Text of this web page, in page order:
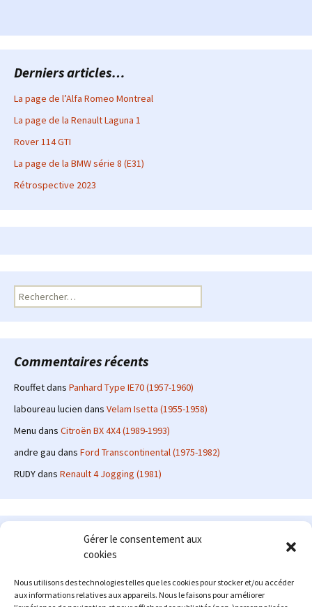
Gérer le consentement aux
cookies
Nous utilisons des technologies telles que les cookies pour stocker et/ou accéder
aux informations relatives aux appareils. Nous le faisons pour améliorer
Derniers articles…
La page de l’Alfa Romeo Montreal
La page de la Renault Laguna 1
Rover 114 GTI
La page de la BMW série 8 (E31)
Rétrospective 2023
Rechercher :
Commentaires récents
Rouffetdans Panhard Type IE70 (1957-1960)
laboureau lucien dans Velam Isetta (1955-1958)
Menu dans Citroën BX 4X4 (1989-1993)
andre gau dans Ford Transcontinental (1975-1982)
RUDYdans Renault 4 Jogging (1981)
Le site en quelques mots
: passionné d'automobile ancienne depuis de
nombreuses années, j'ai commencé à partager ma passion sur
internet à partir de 2009 au travers d'un blog qui a connu un relatif